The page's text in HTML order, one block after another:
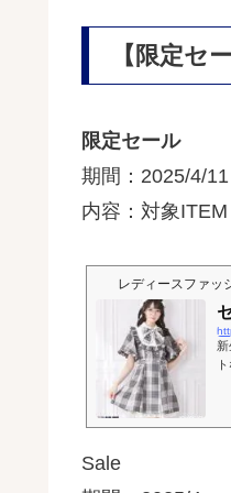
【限定セ
限定セール
期間：2025/4/
内容：対象
レディースファッ
Sale